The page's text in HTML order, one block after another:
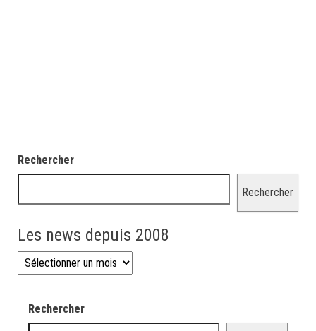
Rechercher
Rechercher
Les news depuis 2008
Les news depuis 2008
Rechercher